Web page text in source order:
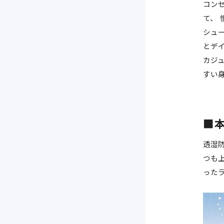
コン
て、
シュ
とデ
カジ
すい
■
透湿
つも
った